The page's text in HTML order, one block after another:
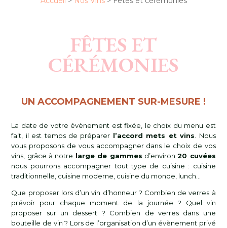
FÊTES ET
CÉRÉMONIES
UN ACCOMPAGNEMENT SUR-MESURE !
La date de votre évènement est fixée, le choix du menu est
fait, il est temps de préparer l’accord mets et vins . Nous
vous proposons de vous accompagner dans le choix de vos
vins, grâce à notre large de gammes d’environ20 cuvées
nous pourrons accompagner tout type de cuisine : cuisine
traditionnelle, cuisine moderne, cuisine du monde, lunch…
Que proposer lors d’un vin d’honneur ? Combien de verres à
prévoir pour chaque moment de la journée ? Quel vin
proposer sur un dessert ? Combien de verres dans une
bouteille de vin ? Lors de l’organisation d’un évènement privé